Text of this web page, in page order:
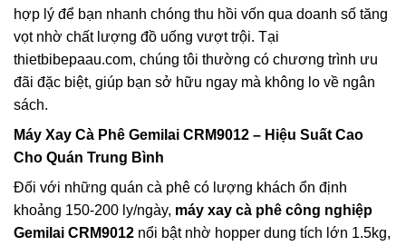
hợp lý để bạn nhanh chóng thu hồi vốn qua doanh số tăng
vọt nhờ chất lượng đồ uống vượt trội. Tại
thietbibepaau.com, chúng tôi thường có chương trình ưu
đãi đặc biệt, giúp bạn sở hữu ngay mà không lo về ngân
sách.
Máy Xay Cà Phê Gemilai CRM9012 – Hiệu Suất Cao
Cho Quán Trung Bình
Đối với những quán cà phê có lượng khách ổn định
khoảng 150-200 ly/ngày, máy xay cà phê công nghiệp
Gemilai CRM9012 nổi bật nhờ hopper dung tích lớn 1.5kg,